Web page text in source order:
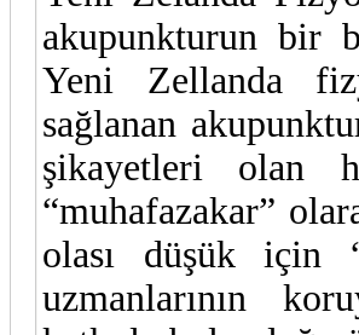
akupunkturun bir
Yeni Zellanda
sağlanan
şikayetleri olan
“muhafazakar”
olası düşük için
uzmanlarının